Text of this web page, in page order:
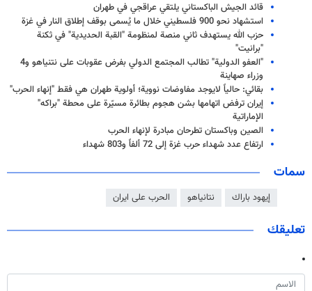
قائد الجيش الباكستاني يلتقي عراقجي في طهران
استشهاد نحو 900 فلسطيني خلال ما يُسمى بوقف إطلاق النار في غزة
حزب الله يستهدف ثاني منصة لمنظومة "القبة الحديدية" في ثكنة
"برانيت"
"العفو الدولية" تطالب المجتمع الدولي بفرض عقوبات على نتنياهو و4
وزراء صهاينة
بقائي: حالياً لايوجد مفاوضات نووية؛ أولوية طهران هي فقط "إنهاء الحرب"
إيران ترفض اتهامها بشن هجوم بطائرة مسيّرة على محطة "براكه"
الإماراتية
الصين وباكستان تطرحان مبادرة لإنهاء الحرب
ارتفاع عدد شهداء حرب غزة إلى 72 ألفاً و803 شهداء
سمات
إيهود باراك نتانياهو الحرب على ايران
تعليقك